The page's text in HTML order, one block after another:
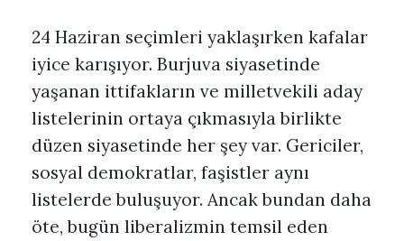
24 Haziran seçimleri yaklaşırken kafalar
iyice karışıyor. Burjuva siyasetinde
yaşanan ittifakların ve milletvekili aday
listelerinin ortaya çıkmasıyla birlikte
düzen siyasetinde her şey var. Gericiler,
sosyal demokratlar, faşistler aynı
listelerde buluşuyor. Ancak bundan daha
öte, bugün liberalizmin temsil eden